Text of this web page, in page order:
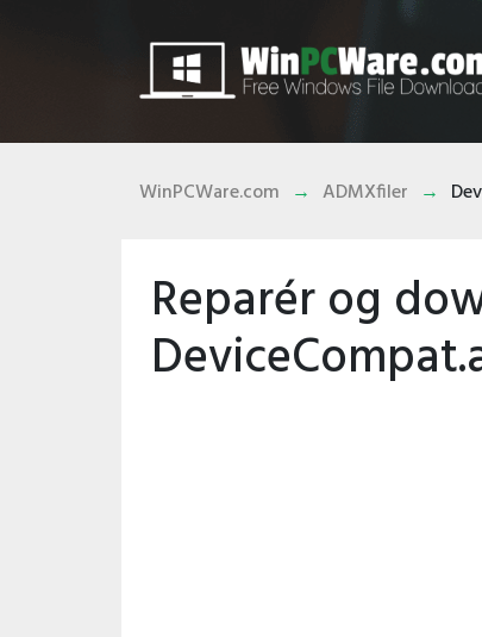
WinPCWare.com ADMXfiler
Reparér og